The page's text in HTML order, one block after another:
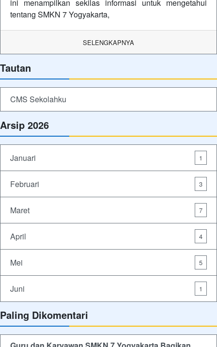
ini menampilkan sekilas informasi untuk mengetahui
tentang SMKN 7 Yogyakarta,
SELENGKAPNYA
Tautan
CMS Sekolahku
Arsip 2026
Januari 1
Februari 3
Maret 7
April 4
Mei 5
Juni 1
Paling Dikomentari